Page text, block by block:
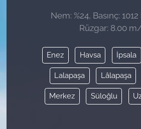
Nem: %24, Basınç:
Rüzgar: 8.00
Enez Havsa İpsala
Lalapaşa Lâlapaşa
Merkez Süloğlu